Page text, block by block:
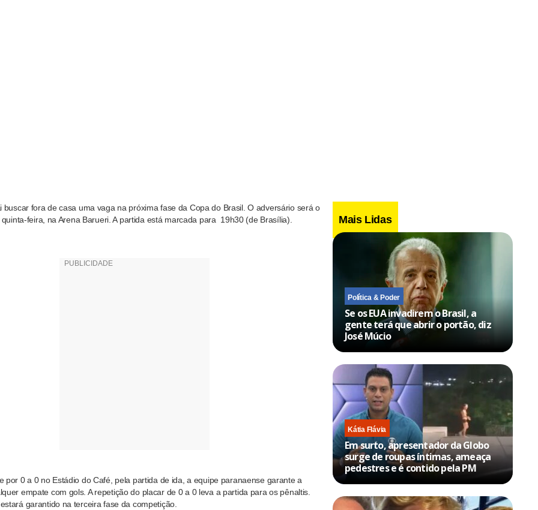
buscar fora de casa uma vaga na próxima fase da Copa do Brasil. O adversário será o
feira, na Arena Barueri. A partida está marcada para 19h30 (de Brasília).
por 0 a 0 no Estádio do Café, pela partida de ida, a equipe paranaense garante a
empate com gols. A repetição do placar de 0 a 0 leva a partida para os pênaltis.
garantido na terceira fase da competição.
Mais Lidas
Política & Poder
Se os EUA invadirem o Brasil, a
gente terá que abrir o portão, diz
José Múcio
Kátia Flávia
Em surto, apresentador da Globo
surge de roupas íntimas, ameaça
pedestres e é contido pela PM